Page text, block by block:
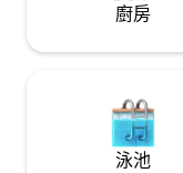
廚房
泳池